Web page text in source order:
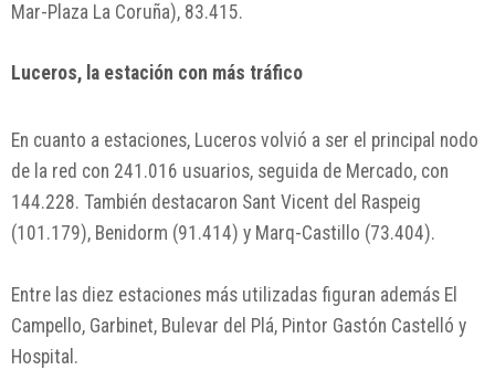
Mar-Plaza La Coruña), 83.415.
Luceros, la estación con más tráfico
En cuanto a estaciones, Luceros volvió a ser el principal nodo
de la red con 241.016 usuarios, seguida de Mercado, con
144.228. También destacaron Sant Vicent del Raspeig
(101.179), Benidorm (91.414) y Marq-Castillo (73.404).
Entre las diez estaciones más utilizadas figuran además El
Campello, Garbinet, Bulevar del Plá, Pintor Gastón Castelló y
Hospital.